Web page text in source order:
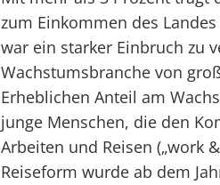
zum Einkommen des
war ein starker Einbruch zu
Wachstumsbranche von
Erheblichen Anteil am
junge Menschen, die den
Arbeiten und Reisen („work
Reiseform wurde ab dem